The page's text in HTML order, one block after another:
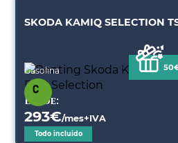
SKODA KAMIQ SELECTION
Gasolina
Desde:
293€/mes+IVA
Todo incluido